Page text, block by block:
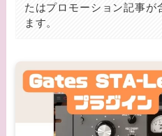
たはプロモーション記事が
ます。